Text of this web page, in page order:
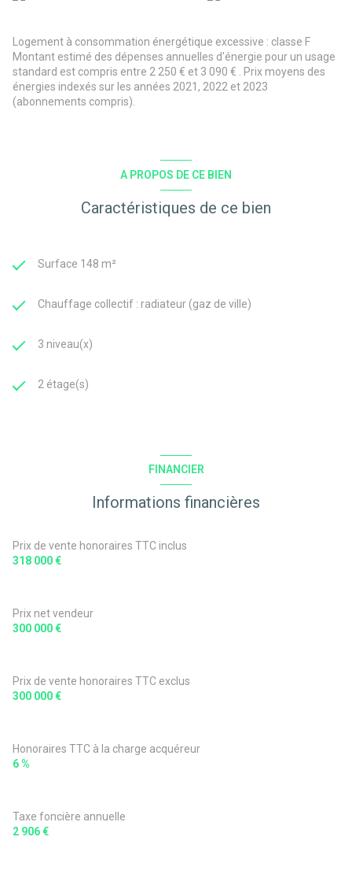
Logement à consommation énergétique excessive : classe F
Montant estimé des dépenses annuelles d'énergie pour un usage
standard est compris entre 2 250 € et 3 090 € . Prix moyens des
énergies indexés sur les années 2021, 2022 et 2023
(abonnements compris).
A PROPOS DE CE BIEN
Caractéristiques de ce bien
Surface 148 m²
Chauffage collectif : radiateur (gaz de ville)
3 niveau(x)
2 étage(s)
FINANCIER
Informations financières
Prix de vente honoraires TTC inclus
318 000 €
Prix net vendeur
300 000 €
Prix de vente honoraires TTC exclus
300 000 €
Honoraires TTC à la charge acquéreur
6 %
Taxe foncière annuelle
2 906 €